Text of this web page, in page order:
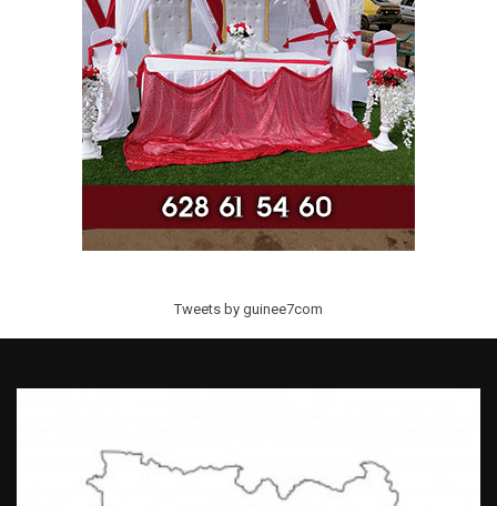
Tweets by guinee7com